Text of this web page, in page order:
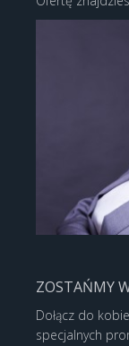
ZOSTAŃMY
Dołącz do
specjalnych